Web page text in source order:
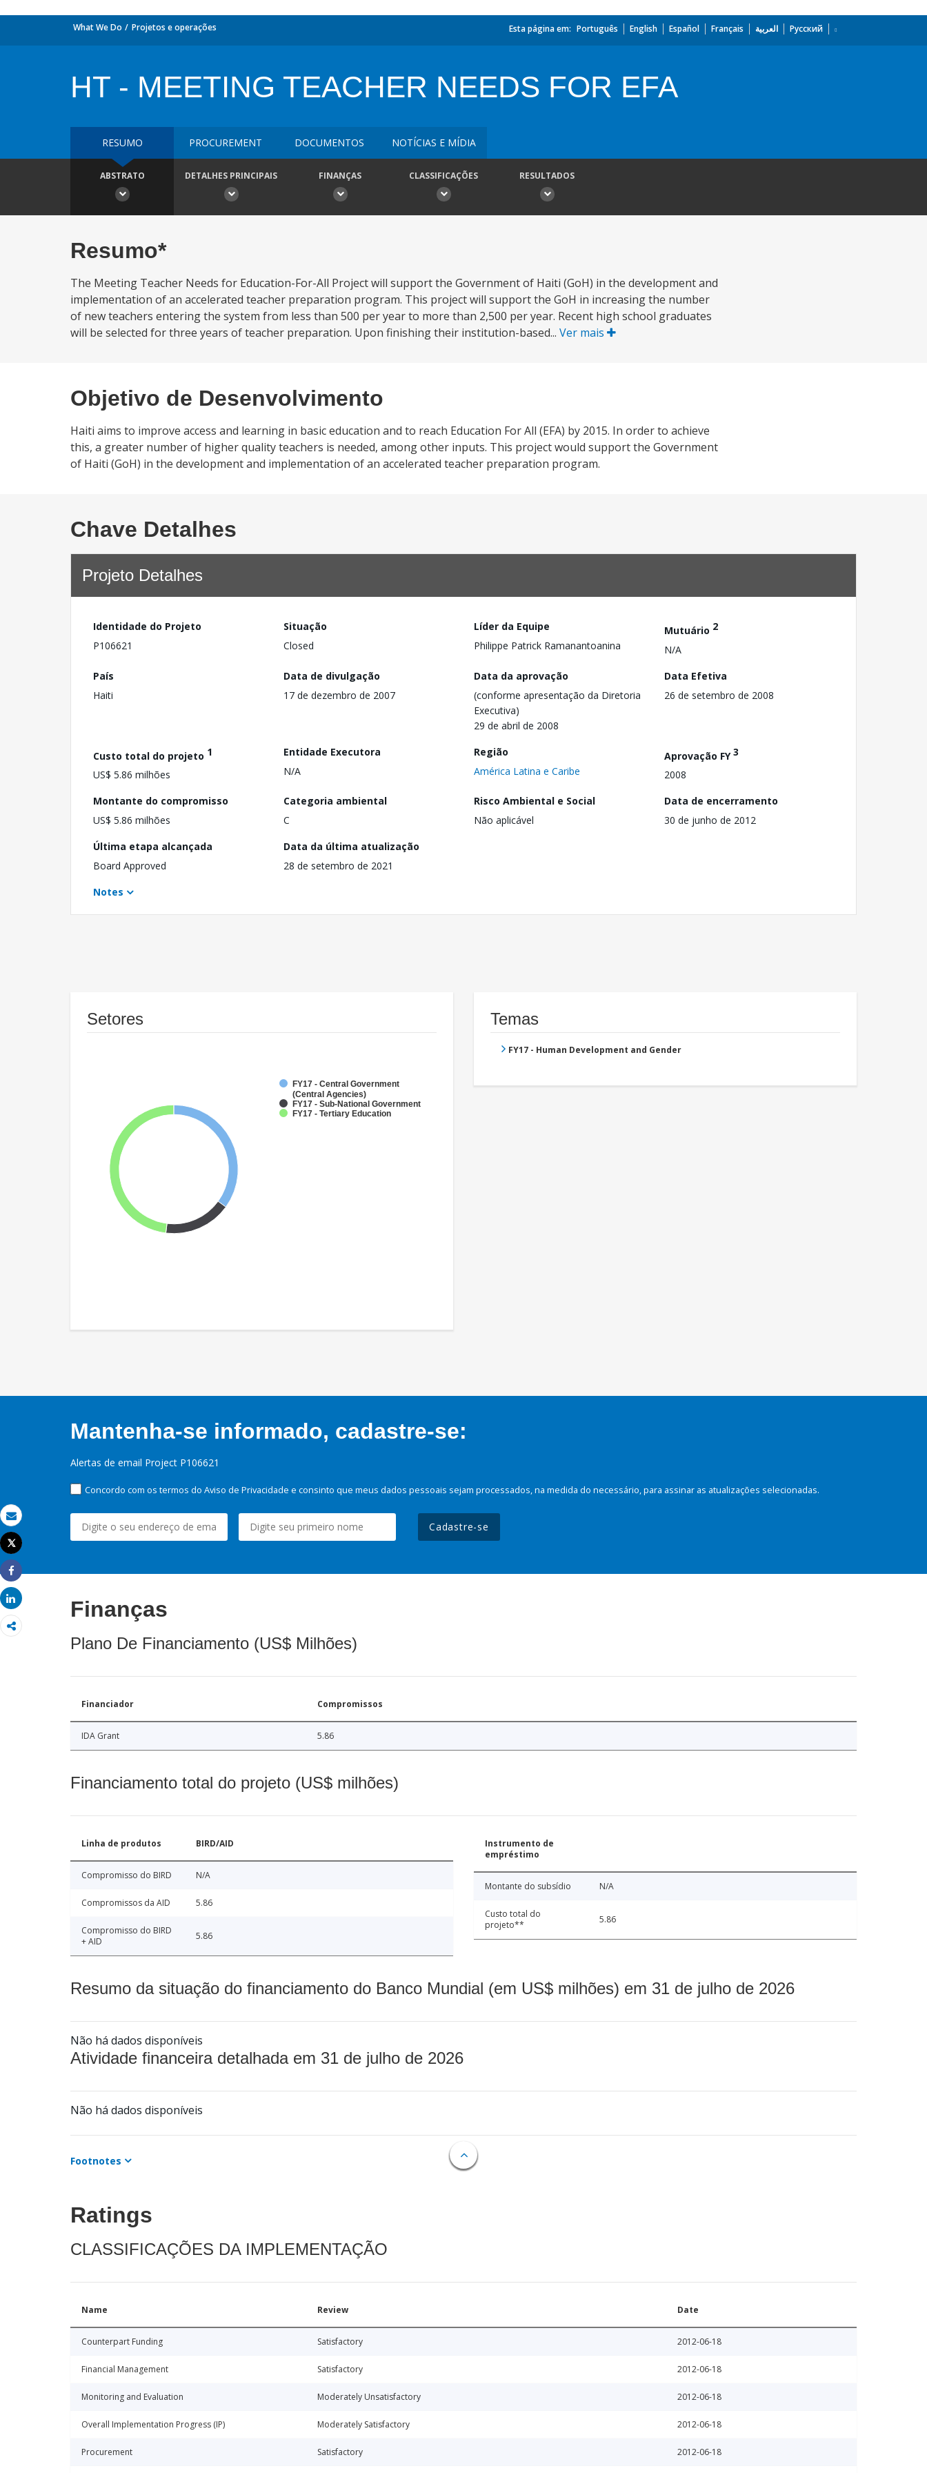
Email
Imprimir
Tweet
Share
Share
What We Do Projetos e operações Esta página em: Português English Español Français العربية Русский
HT - MEETING TEACHER NEEDS FOR EFA
RESUMO PROCUREMENT DOCUMENTOS NOTÍCIAS E MÍDIA
ABSTRATO DETALHES PRINCIPAIS FINANÇAS CLASSIFICAÇÕES RESULTADOS
Resumo*
The Meeting Teacher Needs for Education-For-All Project will support the Government of Haiti (GoH) in the development and
implementation of an accelerated teacher preparation program. This project will support the GoH in increasing the number
of new teachers entering the system from less than 500 per year to more than 2,500 per year. Recent high school graduates
will be selected for three years of teacher preparation. Upon finishing their institution-based... Ver mais
Objetivo de Desenvolvimento
Haiti aims to improve access and learning in basic education and to reach Education For All (EFA) by 2015. In order to achieve
this, a greater number of higher quality teachers is needed, among other inputs. This project would support the Government
of Haiti (GoH) in the development and implementation of an accelerated teacher preparation program.
Chave Detalhes
Projeto Detalhes
Identidade do Projeto
P106621
Situação
Closed
Líder da Equipe
Philippe Patrick Ramanantoanina
Mutuário 2
N/A
País
Haiti
Data de divulgação
17 de dezembro de 2007
Data da aprovação
(conforme apresentação da Diretoria
Executiva)
29 de abril de 2008
Data Efetiva
26 de setembro de 2008
Custo total do projeto 1
US$ 5.86 milhões
Entidade Executora
N/A
Região
América Latina e Caribe
Aprovação FY3
2008
Montante do compromisso
US$ 5.86 milhões
Categoria ambiental
C
Risco Ambiental e Social
Não aplicável
Data de encerramento
30 de junho de 2012
Última etapa alcançada
Board Approved
Data da última atualização
28 de setembro de 2021
Notes
Setores
FY17 - Central Government
(Central Agencies)
FY17 - Sub-National Government
FY17 - Tertiary Education
Temas
FY17 - Human Development and Gender
Mantenha-se informado, cadastre-se:
Alertas de email Project P106621
Concordo com os termos do Aviso de Privacidade e consinto que meus dados pessoais sejam processados, na medida do necessário, para assinar as atualizações selecionadas.
Cadastre-se
Finanças
Plano De Financiamento (US$ Milhões)
Financiador Compromissos
IDA Grant 5.86
Financiamento total do projeto (US$ milhões)
Linha de produtos BIRD/AID
Compromisso do BIRD N/A
Compromissos da AID 5.86
Compromisso do BIRD
+ AID
5.86
Instrumento de
empréstimo
Montante do subsídio N/A
Custo total do
projeto**
5.86
Resumo da situação do financiamento do Banco Mundial (em US$ milhões) em 31 de julho de 2026
Não há dados disponíveis
Atividade financeira detalhada em 31 de julho de 2026
Não há dados disponíveis
Footnotes
Ratings
CLASSIFICAÇÕES DA IMPLEMENTAÇÃO
Name Review Date
Counterpart Funding Satisfactory 2012-06-18
Financial Management Satisfactory 2012-06-18
Monitoring and Evaluation Moderately Unsatisfactory 2012-06-18
Overall Implementation Progress (IP) Moderately Satisfactory 2012-06-18
Procurement Satisfactory 2012-06-18